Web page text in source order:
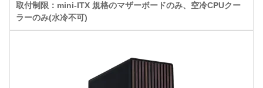
取付制限：mini-ITX 規格のマザーボードのみ、空冷CPUクー
ラーのみ(水冷不可)